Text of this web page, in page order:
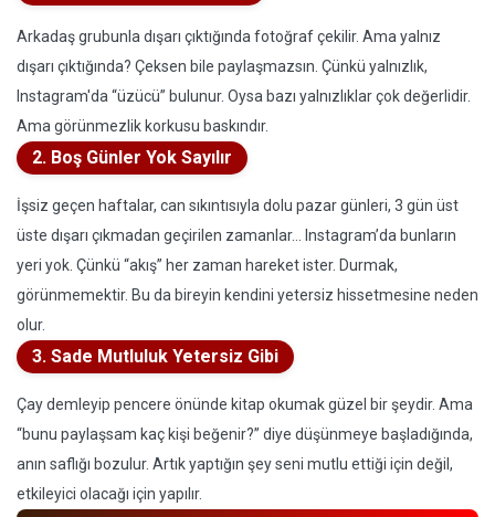
Arkadaş grubunla dışarı çıktığında fotoğraf çekilir. Ama yalnız
dışarı çıktığında? Çeksen bile paylaşmazsın. Çünkü yalnızlık,
Instagram'da “üzücü” bulunur. Oysa bazı yalnızlıklar çok değerlidir.
Ama görünmezlik korkusu baskındır.
2. Boş Günler Yok Sayılır
İşsiz geçen haftalar, can sıkıntısıyla dolu pazar günleri, 3 gün üst
üste dışarı çıkmadan geçirilen zamanlar… Instagram’da bunların
yeri yok. Çünkü “akış” her zaman hareket ister. Durmak,
görünmemektir. Bu da bireyin kendini yetersiz hissetmesine neden
olur.
3. Sade Mutluluk Yetersiz Gibi
Çay demleyip pencere önünde kitap okumak güzel bir şeydir. Ama
“bunu paylaşsam kaç kişi beğenir?” diye düşünmeye başladığında,
anın saflığı bozulur. Artık yaptığın şey seni mutlu ettiği için değil,
etkileyici olacağı için yapılır.